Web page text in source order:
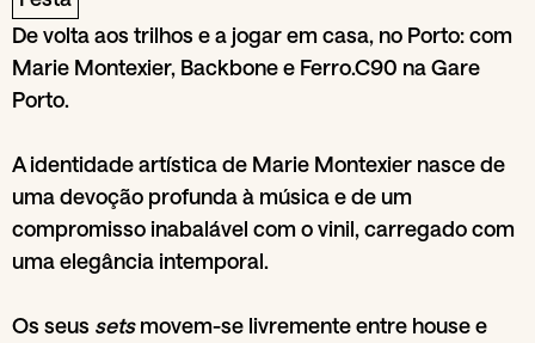
De volta aos trilhos e a jogar em casa, no Porto: com
Marie Montexier, Backbone e Ferro.C90 na Gare
Porto.
A identidade artística de Marie Montexier nasce de
uma devoção profunda à música e de um
compromisso inabalável com o vinil, carregado com
uma elegância intemporal.
Os seus setsmovem-se livremente entre house e